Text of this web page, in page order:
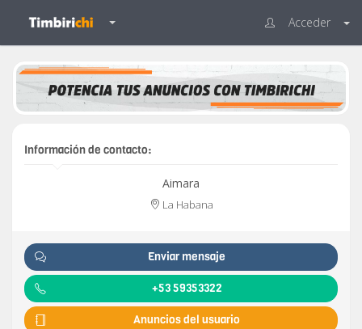
Acceder
Información de contacto:
Aimara
La Habana
Enviar mensaje
+53 59353322
Anuncios del usuario